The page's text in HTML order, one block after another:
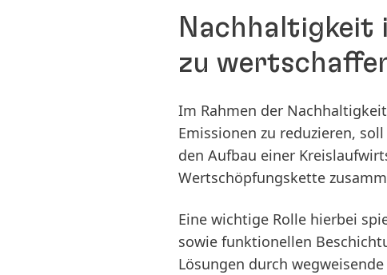
Nachhaltigkeit
zu
Im Rahmen der
Emissionen zu reduzieren,
den Aufbau einer
Wertschöpfungskette
Eine wichtige Rolle hierbei
sowie funktionellen
Lösungen durch